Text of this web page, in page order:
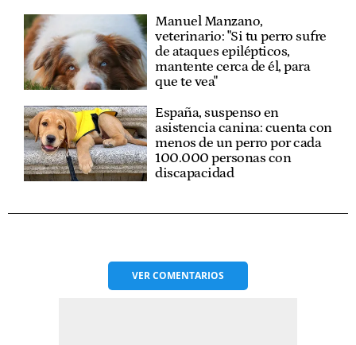
Manuel Manzano,
veterinario: "Si tu perro sufre
de ataques epilépticos,
mantente cerca de él, para
que te vea"
España, suspenso en
asistencia canina: cuenta con
menos de un perro por cada
100.000 personas con
discapacidad
VERCOMENTARIOS